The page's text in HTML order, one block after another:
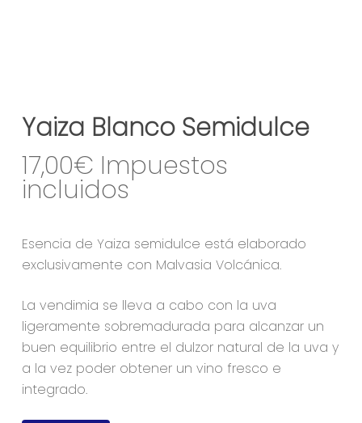
Yaiza Blanco Semidulce
17,00€
Esencia de Yaiza semidulce está elaborado
exclusivamente con Malvasia Volcánica.
La vendimia se lleva a cabo con la uva
ligeramente sobremadurada para alcanzar un
buen equilibrio entre el dulzor natural de la uva y
a la vez poder obtener un vino fresco e
integrado.